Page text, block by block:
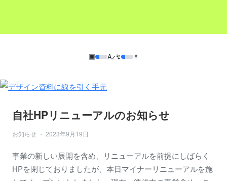
▣ Aᴢ↯ ↟
自社HPリニューアルのお知らせ
お知らせ ・ 2023年9月19日
事業の新しい展開を含め、リニューアルを前提にしばらく
HPを閉じておりましたが、本日マイナーリニューアルを施